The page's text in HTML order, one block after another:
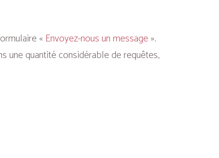
« Envoyez-nous un message».
une quantité considérable de requêtes,